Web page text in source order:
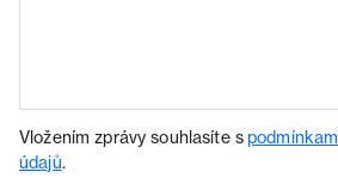
Vložením zprávy souhlasíte s
údajů.